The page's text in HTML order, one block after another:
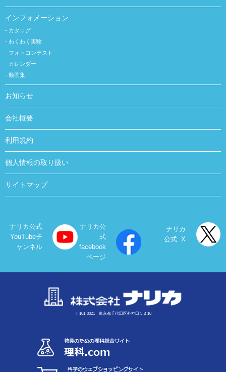
インフォメーション
カタログ
わくわく実験
フォトコンテスト
カレンダー
動画集
お知らせ
会社概要
利用規約
個人情報の取り扱い
サイトマップ
ナリカ公式
YouTubeチ
ャンネル
ナリカ公
式
facebook
ページ
ナリカ
公式 X
〒101-0021 東京都千代田区外神田 5-3-10